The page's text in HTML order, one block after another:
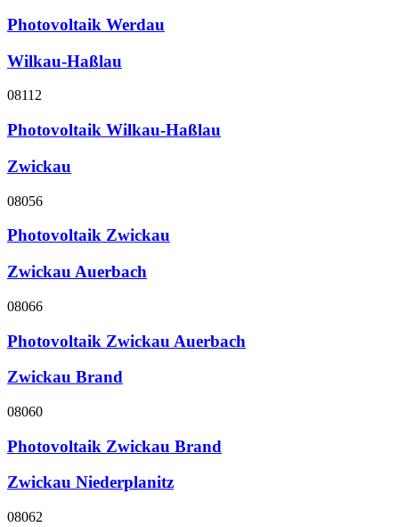
Photovoltaik Werdau
Wilkau-Haßlau
08112
Photovoltaik Wilkau-Haßlau
Zwickau
08056
Photovoltaik Zwickau
Zwickau Auerbach
08066
Photovoltaik Zwickau Auerbach
Zwickau Brand
08060
Photovoltaik Zwickau Brand
Zwickau Niederplanitz
08062